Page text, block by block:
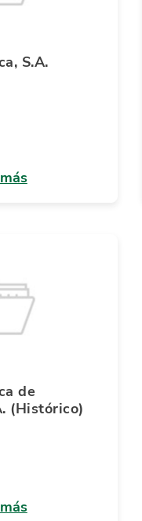
S.A.
de
(Histórico)